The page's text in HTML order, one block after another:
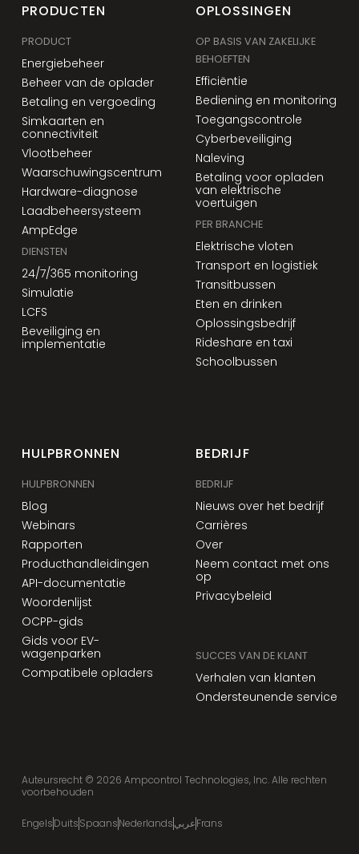
PRODUCTEN
PRODUCT
Energiebeheer
Beheer van de oplader
Betaling en vergoeding
Simkaarten en
connectiviteit
Vlootbeheer
Waarschuwingscentrum
Hardware-diagnose
Laadbeheersysteem
AmpEdge
DIENSTEN
24/7/365 monitoring
Simulatie
LCFS
Beveiliging en
implementatie
OPLOSSINGEN
OP BASIS VAN ZAKELIJKE
BEHOEFTEN
Efficiëntie
Bediening en monitoring
Toegangscontrole
Cyberbeveiliging
Naleving
Betaling voor opladen
van elektrische
voertuigen
PER BRANCHE
Elektrische vloten
Transport en logistiek
Transitbussen
Eten en drinken
Oplossingsbedrijf
Rideshare en taxi
Schoolbussen
HULPBRONNEN
HULPBRONNEN
Blog
Webinars
Rapporten
Producthandleidingen
API-documentatie
Woordenlijst
OCPP-gids
Gids voor EV-
wagenparken
Compatibele opladers
BEDRIJF
BEDRIJF
Nieuws over het bedrijf
Carrières
Over
Neem contact met ons
op
Privacybeleid
SUCCES VAN DE KLANT
Verhalen van klanten
Ondersteunende service
Auteursrecht © 2026 Ampcontrol Technologies, Inc. Alle rechten
voorbehouden
EngelsDuitsSpaansNederlandsعربيFrans